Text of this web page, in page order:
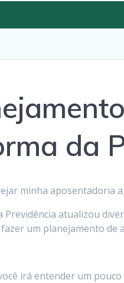
da
Previdência atualizou
um planejamento de
irá entender um